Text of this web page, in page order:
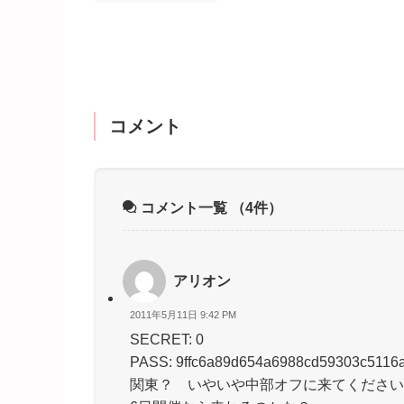
コメント
コメント一覧 （4件）
アリオン
2011年5月11日 9:42 PM
SECRET: 0
PASS:
関東？ いやいや中部オフに来てください